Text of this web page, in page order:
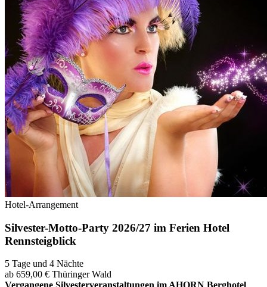
Hotel-Arrangement
Silvester-Motto-Party 2026/27 im Ferien Hotel
Rennsteigblick
5 Tage und 4 Nächte
ab 659,00 € Thüringer Wald